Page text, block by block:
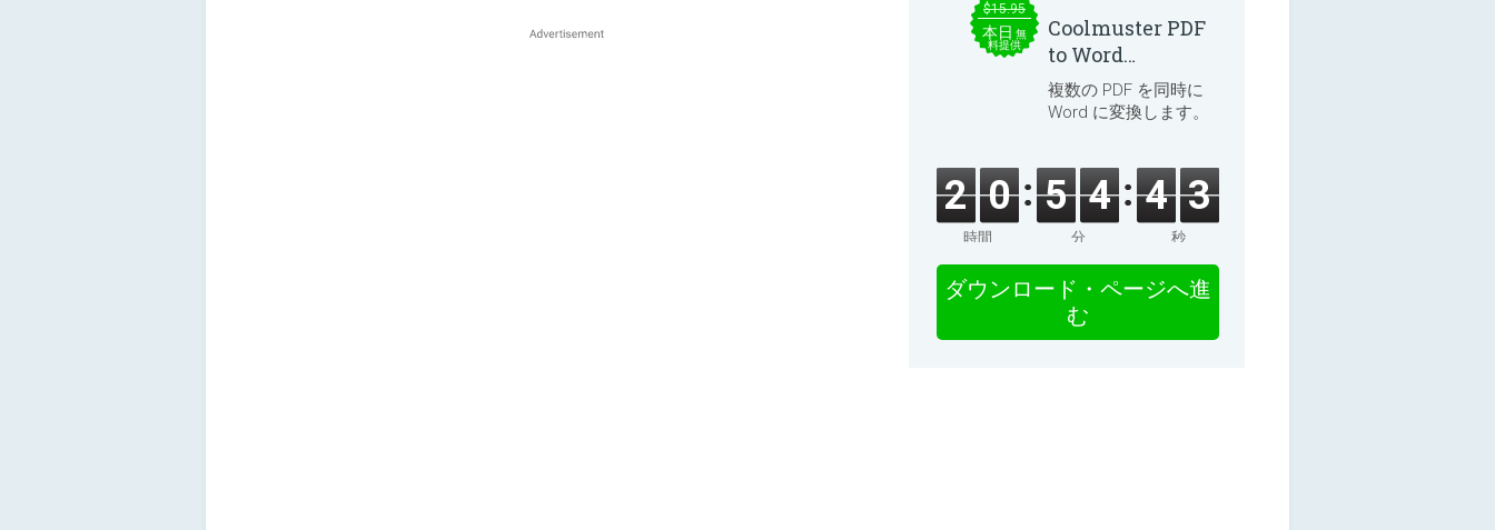
$15.95
本日 無
料提供
Coolmuster PDF
to Word
Converter 2.3.3
複数の PDF を同時に
Word に変換します。
2 0
時間
5 4
分
4 3
秒
ダウンロード・ページへ進
む